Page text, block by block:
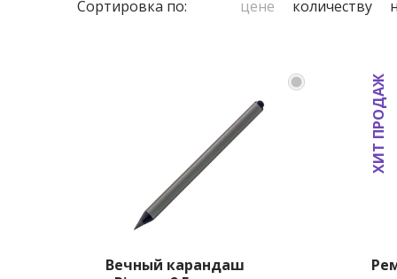
Сортировка по: цене количеству
Вечный карандаш
ХИТ ПРОДАЖ